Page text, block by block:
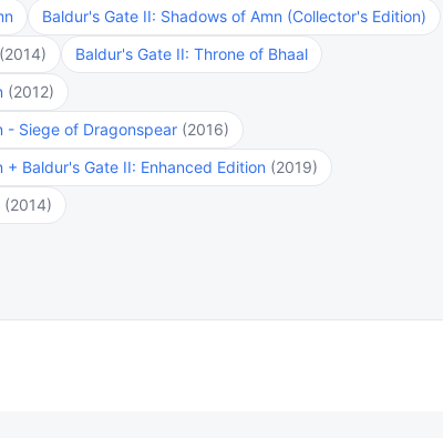
Baldur's Gate II: Shadows of Amn (Collector's Edition)
(2014)
Baldur's Gate II: Throne of Bhaal
(2012)
- Siege of Dragonspear (2016)
Baldur's Gate II: Enhanced Edition (2019)
(2014)